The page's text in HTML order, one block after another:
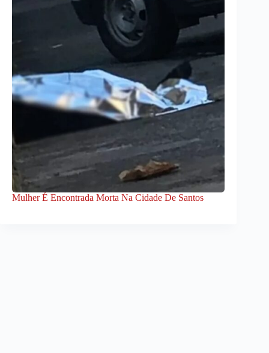
Mulher É Encontrada Morta Na Cidade De Santos